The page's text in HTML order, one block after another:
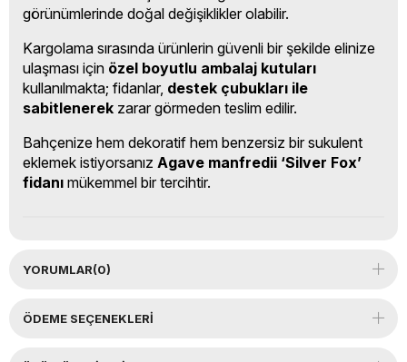
görünümlerinde doğal değişiklikler olabilir.
Kargolama sırasında ürünlerin güvenli bir şekilde elinize
ulaşması için özel boyutlu ambalaj kutuları
kullanılmakta; fidanlar, destek çubukları ile
sabitlenerek zarar görmeden teslim edilir.
Bahçenize hem dekoratif hem benzersiz bir sukulent
eklemek istiyorsanız Agave manfredii ‘Silver Fox’
fidanı mükemmel bir tercihtir.
YORUMLAR(0)
ÖDEME SEÇENEKLERI